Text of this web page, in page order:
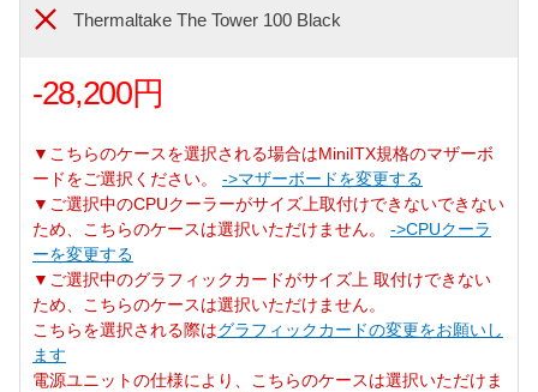
Thermaltake The Tower 100 Black
-28,200円
▼こちらのケースを選択される場合はMiniITX規格のマザーボ
ードをご選択ください。 ->マザーボードを変更する
▼ご選択中のCPUクーラーがサイズ上取付けできないできない
ため、こちらのケースは選択いただけません。 ->CPUクーラ
ーを変更する
▼ご選択中のグラフィックカードがサイズ上 取付けできない
ため、こちらのケースは選択いただけません。
こちらを選択される際はグラフィックカードの変更をお願いし
ます
電源ユニットの仕様により、こちらのケースは選択いただけま